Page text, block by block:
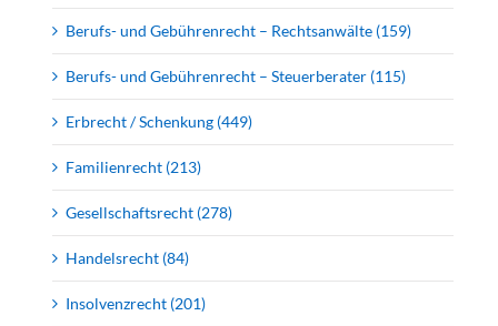
Berufs- und Gebührenrecht – Rechtsanwälte (159)
Berufs- und Gebührenrecht – Steuerberater (115)
Erbrecht / Schenkung (449)
Familienrecht (213)
Gesellschaftsrecht (278)
Handelsrecht (84)
Insolvenzrecht (201)